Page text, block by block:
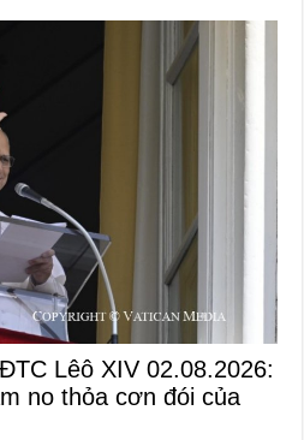
Lêô XIV 02.08.2026:
no thỏa cơn đói của